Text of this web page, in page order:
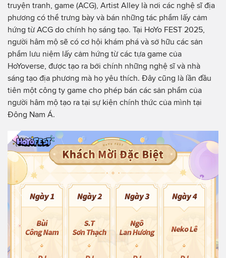
truyện tranh, game (ACG), Artist Alley là nơi các nghệ sĩ địa
phương có thể trưng bày và bán những tác phẩm lấy cảm
hứng từ ACG do chính họ sáng tạo. Tại HoYo FEST 2025,
người hâm mộ sẽ có cơ hội khám phá và sở hữu các sản
phẩm lưu niệm lấy cảm hứng từ các tựa game của
HoYoverse, được tạo ra bởi chính những nghệ sĩ và nhà
sáng tạo địa phương mà họ yêu thích. Đây cũng là lần đầu
tiên một công ty game cho phép bán các sản phẩm của
người hâm mộ tạo ra tại sự kiện chính thức của mình tại
Đông Nam Á.